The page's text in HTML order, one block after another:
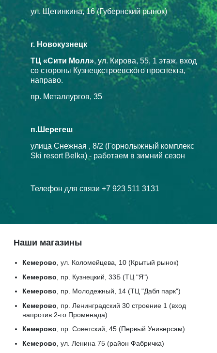
Наши магазины
Кемерово, ул. Коломейцева, 10 (Крытый рынок)
Кемерово , пр. Кузнецкий, 33Б (ТЦ "Я")
Кемерово, пр. Молодежный, 14 (ТЦ "Дабл парк")
Кемерово , пр. Ленинградский 30 строение 1 (вход
напротив 2-го Променада)
Кемерово, пр. Советский, 45 (Первый Универсам)
Кемерово , ул. Ленина 75 (район Фабричка)
ул. Щетинкина, 16 (Губернский рынок)
г. Новокузнецк
ТЦ «Сити Молл», ул. Кирова, 55, 1 этаж, вход
со стороны Кузнецкстроевского проспекта,
направо.
пр. Металлургов, 35
п.Шерегеш
улица Снежная , 8/2 (Горнолыжный комплекс
Ski resort Belka) - работаем в зимний сезон
Телефон для связи +7 923 511 3131